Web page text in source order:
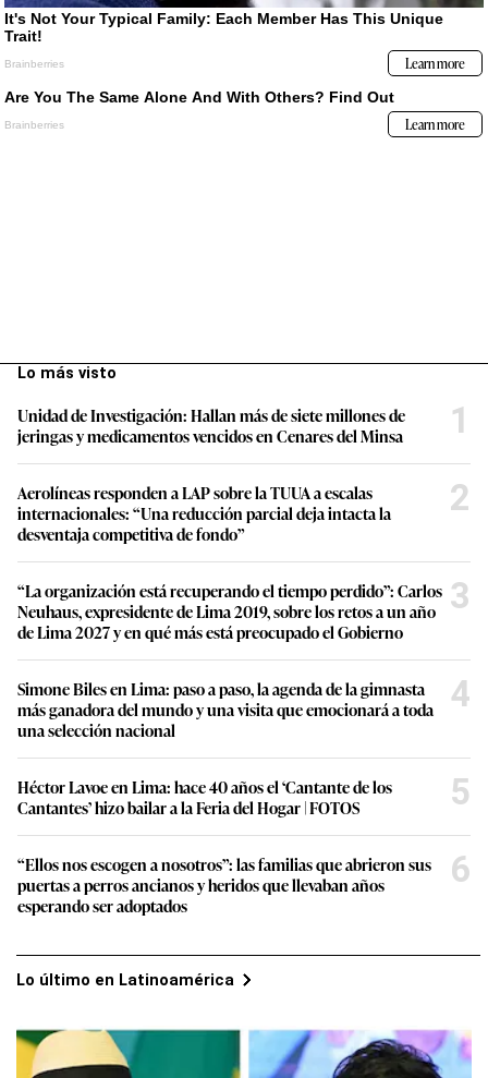
Lo más visto
Unidad de Investigación: Hallan más de siete millones de
jeringas y medicamentos vencidos en Cenares del Minsa
1
Aerolíneas responden a LAP sobre la TUUA a escalas
internacionales: “Una reducción parcial deja intacta la
desventaja competitiva de fondo”
2
“La organización está recuperando el tiempo perdido”: Carlos
Neuhaus, expresidente de Lima 2019, sobre los retos a un año
de Lima 2027 y en qué más está preocupado el Gobierno
3
Simone Biles en Lima: paso a paso, la agenda de la gimnasta
más ganadora del mundo y una visita que emocionará a toda
una selección nacional
4
Héctor Lavoe en Lima: hace 40 años el ‘Cantante de los
Cantantes’ hizo bailar a la Feria del Hogar | FOTOS
5
“Ellos nos escogen a nosotros”: las familias que abrieron sus
puertas a perros ancianos y heridos que llevaban años
esperando ser adoptados
6
Lo último en Latinoamérica